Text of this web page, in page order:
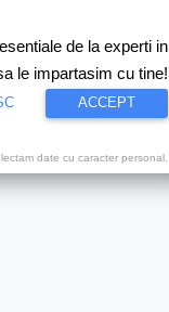
speciale Video
de la experti in
le impartasim cu tine!
ACCEPT
date cu caracter personal.